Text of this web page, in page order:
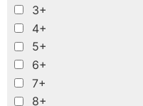
3+
4+
5+
6+
7+
8+